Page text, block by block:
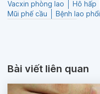
Vacxin phòng lao Hô hấp
Mũi phế cầu
Bệnh lao phổi
Bài viết liên quan